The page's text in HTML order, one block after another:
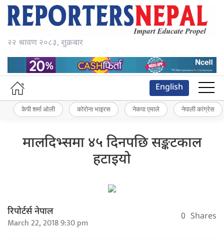
२२ श्रावण २०८३, शुक्रबार
English
केपी शर्मा ओली कोरोना भाइरस नेकपा एमाले नेपाली कांग्रेस
मालदिभ्समा ४५ दिनपछि सङ्कटकाल
हटाइयो
रिपोर्टर्स नेपाल
March 22, 2018 9:30 pm 0 Shares